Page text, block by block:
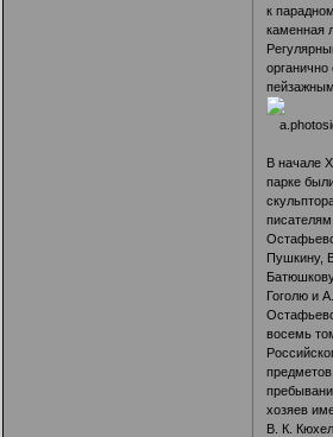
к
каменная
В начале
парке
Пушкину,
Гоголю и
восемь
хозяев
В. К.